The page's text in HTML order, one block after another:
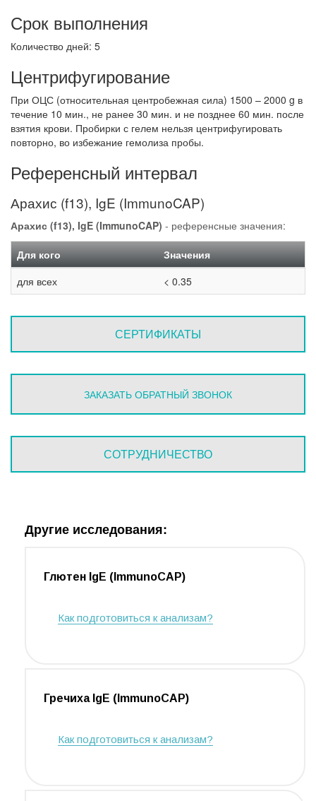
Срок выполнения
Количество дней: 5
Центрифугирование
При ОЦС (относительная центробежная сила) 1500 – 2000 g в
течение 10 мин., не ранее 30 мин. и не позднее 60 мин. после
взятия крови. Пробирки с гелем нельзя центрифугировать
повторно, во избежание гемолиза пробы.
Референсный интервал
Арахис (f13), IgE (ImmunoCAP)
Арахис (f13), IgE (ImmunoCAP) - референсные значения:
Для кого
Значения
для всех
< 0.35
СЕРТИФИКАТЫ
ЗАКАЗАТЬ ОБРАТНЫЙ ЗВОНОК
СОТРУДНИЧЕСТВО
Другие исследования:
Глютен IgE (ImmunoCAP)
Как подготовиться к анализам?
Гречиха IgE (ImmunoCAP)
Как подготовиться к анализам?